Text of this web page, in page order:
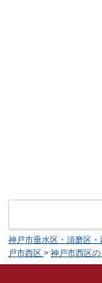
神戸市垂水区・須磨区
戸市西区 > 神戸市西区